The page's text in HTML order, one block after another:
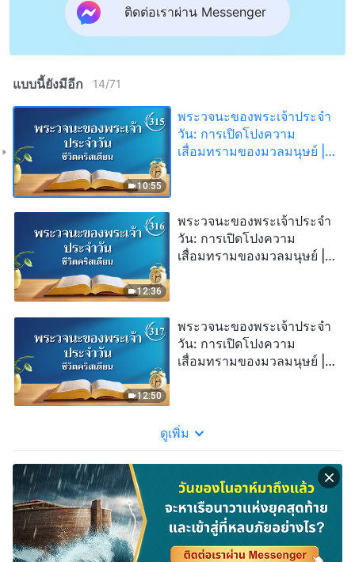
ติดต่อเราผ่าน Messenger
แบบนี้ยังมีอีก 14/71
10:55
พระวจนะของพระเจ้าประจำ
วัน: การเปิดโปงความ
เสื่อมทรามของมวลมนุษย์ |
12:36
พระวจนะของพระเจ้าประจำ
วัน: การเปิดโปงความ
เสื่อมทรามของมวลมนุษย์ |
12:50
พระวจนะของพระเจ้าประจำ
วัน: การเปิดโปงความ
เสื่อมทรามของมวลมนุษย์ |
ดูเพิ่ม